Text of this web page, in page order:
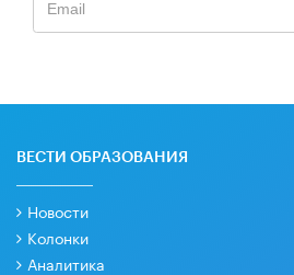
ВЕСТИ ОБРАЗОВАНИЯ
Новости
Колонки
Аналитика